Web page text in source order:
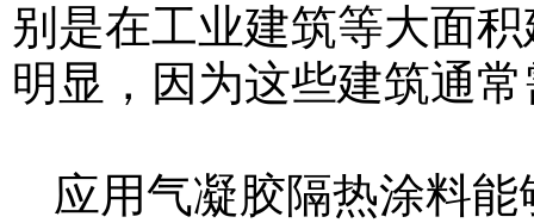
别是在工业建筑等大面
明显，因为这些建筑通
应用气凝胶隔热涂料